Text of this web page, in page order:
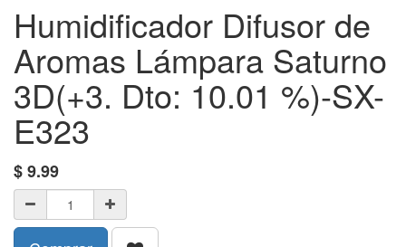
Humidificador Difusor de
Aromas Lámpara Saturno
3D(+3. Dto: 10.01 %)-SX-
E323
$9.99